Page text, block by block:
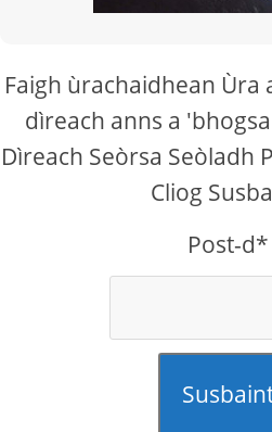
Faigh ùrachaidhean
dìreach anns a
Dìreach Seòrsa Seòladh
Cliog
Post-d*